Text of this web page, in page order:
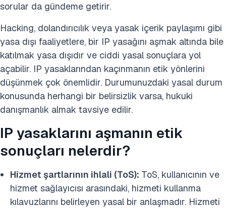
sorular da gündeme getirir.
Hacking, dolandırıcılık veya yasak içerik paylaşımı gibi
yasa dışı faaliyetlere, bir IP yasağını aşmak altında bile
katılmak yasa dışıdır ve ciddi yasal sonuçlara yol
açabilir. IP yasaklarından kaçınmanın etik yönlerini
düşünmek çok önemlidir. Durumunuzdaki yasal durum
konusunda herhangi bir belirsizlik varsa, hukuki
danışmanlık almak tavsiye edilir.
IP yasaklarını aşmanın etik
sonuçları nelerdir?
Hizmet şartlarının ihlali (ToS): ToS, kullanıcının ve
hizmet sağlayıcısı arasındaki, hizmeti kullanma
kılavuzlarını belirleyen yasal bir anlaşmadır. Hizmeti